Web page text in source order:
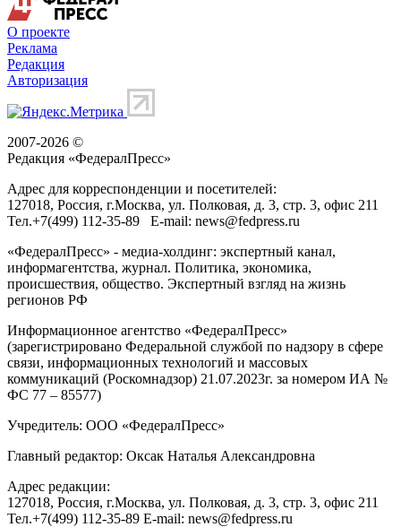
О проекте
Реклама
Редакция
Авторизация
2007-2026 ©
Редакция «ФедералПресс»
Адрес для корреспонденции и посетителей:
127018, Россия, г.Москва, ул. Полковая, д. 3, стр. 3, офис 211
Тел.+7(499) 112-35-89 E-mail: news@fedpress.ru
«ФедералПресс» - медиа-холдинг: экспертный канал,
информагентства, журнал. Политика, экономика,
происшествия, общество. Экспертный взгляд на жизнь
регионов РФ
Информационное агентство «ФедералПресс»
(зарегистрировано Федеральной службой по надзору в сфере
связи, информационных технологий и массовых
коммуникаций (Роскомнадзор) 21.07.2023г. за номером ИА №
ФС 77 – 85577)
Учредитель: ООО «ФедералПресс»
Главный редактор: Оксак Наталья Александровна
Адрес редакции:
127018, Россия, г.Москва, ул. Полковая, д. 3, стр. 3, офис 211
Тел.+7(499) 112-35-89 E-mail: news@fedpress.ru